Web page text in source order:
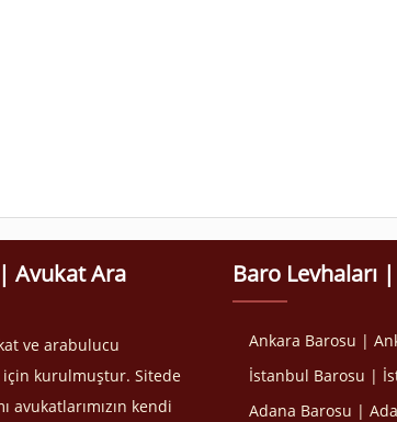
Avukat Ara
ve arabulucu
için kurulmuştur. Sitede
avukatlarımızın kendi
Baro Levhaları
Ankara Barosu |
İstanbul Barosu |
Adana Barosu |